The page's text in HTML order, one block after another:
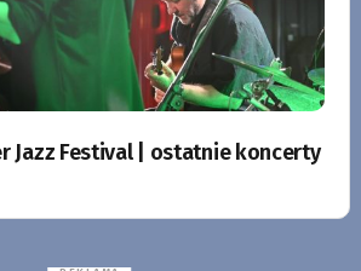
Jazz Festival | ostatnie koncerty